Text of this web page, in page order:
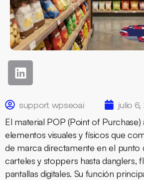
support wpseoai
julio
El material POP (Point of
elementos visuales y físicos que
de marca directamente en el punto
carteles y stoppers hasta danglers,
pantallas digitales. Su función